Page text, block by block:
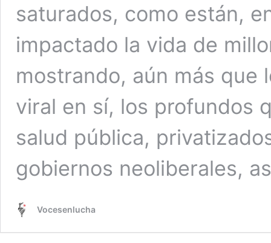
saturados, como están,
impactado la vida de
mostrando, aún más que
viral en sí, los profundos
salud pública,
gobiernos neoliberales,
Vocesenlucha